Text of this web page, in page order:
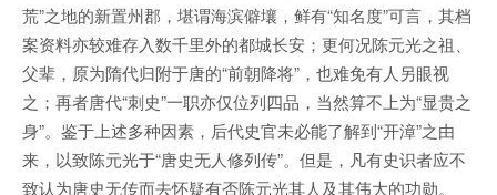
荒”之地的新置州郡，堪谓海滨僻壤，鲜有“知名度”可言，其档
案资料亦较难存入数千里外的都城长安；更何况陈元光之祖、
父辈，原为隋代归附于唐的“前朝降将”，也难免有人另眼视
之；再者唐代“刺史”一职亦仅位列四品，当然算不上为“显贵之
身”。鉴于上述多种因素，后代史官未必能了解到“开漳”之由
来，以致陈元光于“唐史无人修列传”。但是，凡有史识者应不
致认为唐史无传而去怀疑有否陈元光其人及其伟大的功勋。